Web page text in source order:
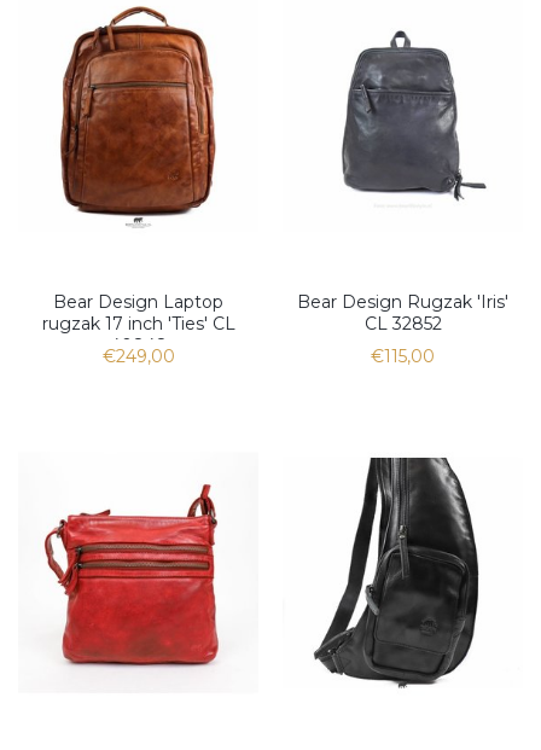
Bear Design Laptop
rugzak 17 inch 'Ties' CL
40848
€249,00
Bear Design Rugzak 'Iris'
CL 32852
€115,00